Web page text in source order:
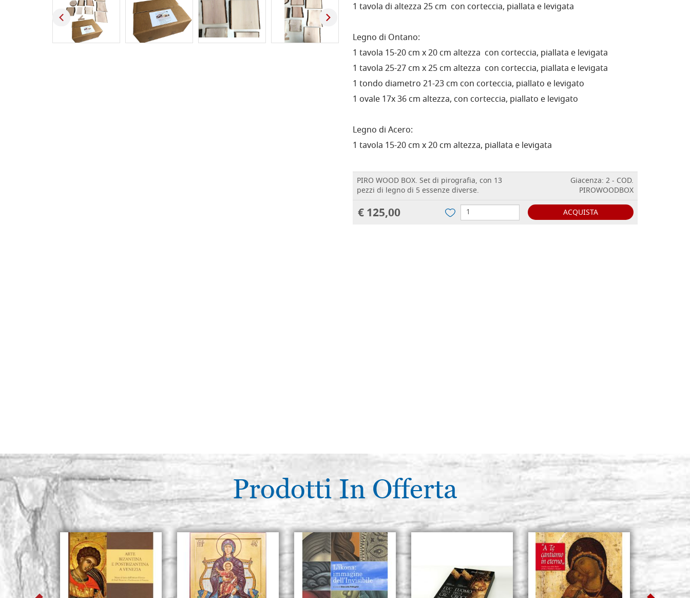
1 tavola di altezza 25 cm con corteccia, piallata e levigata
Legno di Ontano:
1 tavola 15-20 cm x 20 cm altezza con corteccia, piallata e levigata
1 tavola 25-27 cm x 25 cm altezza con corteccia, piallata e levigata
1 tondo diametro 21-23 cm con corteccia, piallato e levigato
1 ovale 17x 36 cm altezza, con corteccia, piallato e levigato
Legno di Acero:
1 tavola 15-20 cm x 20 cm altezza, piallata e levigata
PIRO WOOD BOX. Set di pirografia, con 13
pezzi di legno di 5 essenze diverse.
Giacenza: 2 - COD.
PIROWOODBOX
€ 125,00 ACQUISTA
Prodotti In Offerta